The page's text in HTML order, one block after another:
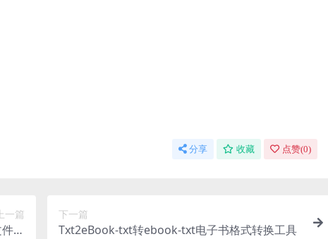
分享 收藏 点赞(0)
上一篇
查
下一篇
Txt2eBook-txt转ebook-txt电子书格式转换工具